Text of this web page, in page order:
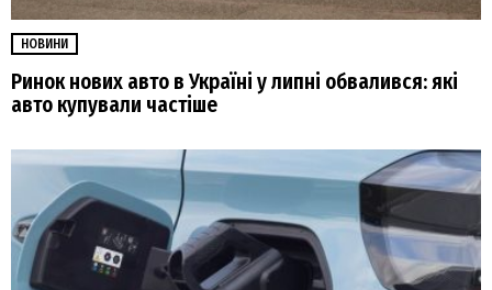
НОВИНИ
Ринок нових авто в Україні у липні обвалився: які
авто купували частіше